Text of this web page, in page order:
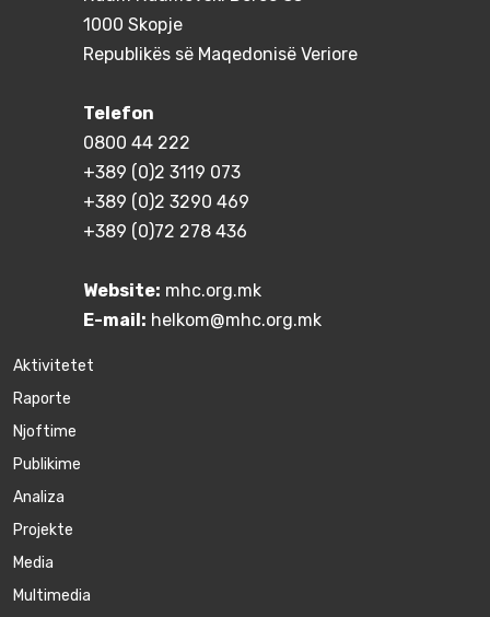
1000 Skopje
Republikës së Maqedonisë Veriore
Telefon
0800 44 222
+389 (0)2 3119 073
+389 (0)2 3290 469
+389 (0)72 278 436
Website: mhc.org.mk
E-mail: helkom@mhc.org.mk
Aktivitetet
Raporte
Njoftime
Publikime
Аnaliza
Projekte
Media
Multimedia